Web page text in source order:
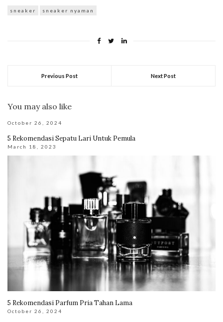
sneaker sneaker nyaman
Previous Post Next Post
You may also like
October 26, 2024
5 Rekomendasi Sepatu Lari Untuk Pemula
March 18, 2023
5 Rekomendasi Parfum Pria Tahan Lama
October 26, 2024